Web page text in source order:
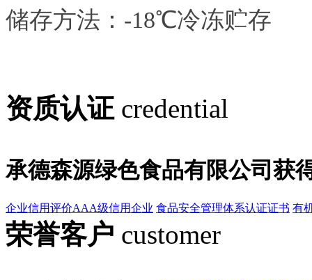
储存方法：-18℃冷冻贮存
资质认证 credential
承德森源绿色食品有限公司获
企业信用评价AAA级信用企业 食品安全管理体系认证证书 有
荣誉客户 customer